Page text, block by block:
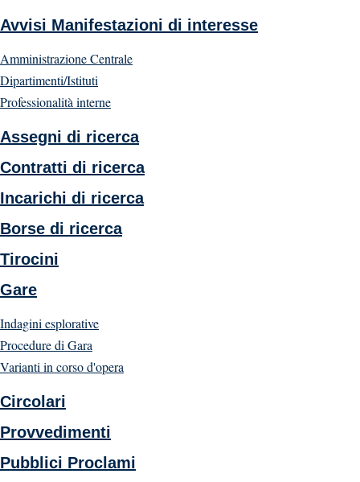
Avvisi Manifestazioni di interesse
Amministrazione Centrale
Dipartimenti/Istituti
Professionalità interne
Assegni di ricerca
Contratti di ricerca
Incarichi di ricerca
Borse di ricerca
Tirocini
Gare
Indagini esplorative
Procedure di Gara
Varianti in corso d'opera
Circolari
Provvedimenti
Pubblici Proclami